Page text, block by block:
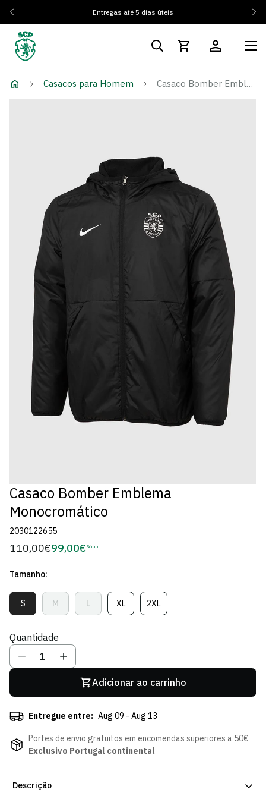
Entregas até 5 dias úteis
Casacos para Homem Casaco Bomber Emblema Monocromático
Casaco Bomber Emblema
Monocromático
2030122655
Preço
110,00€Preço
99,00€ Sócio
Tamanho:
SVariante
Esgotada
Indisponível
MVariante
Esgotada
Indisponível
LVariante
Esgotada
XLVariante
Esgotada
2XLVariante
Esgotada
Quantidade
Adicionar ao carrinho
Entregue entre: Aug 09 - Aug 13
Portes de envio gratuitos em encomendas superiores a 50€
Exclusivo Portugal continental
Descrição